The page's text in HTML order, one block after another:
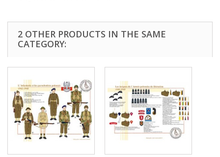
2 OTHER PRODUCTS IN THE SAME
CATEGORY: